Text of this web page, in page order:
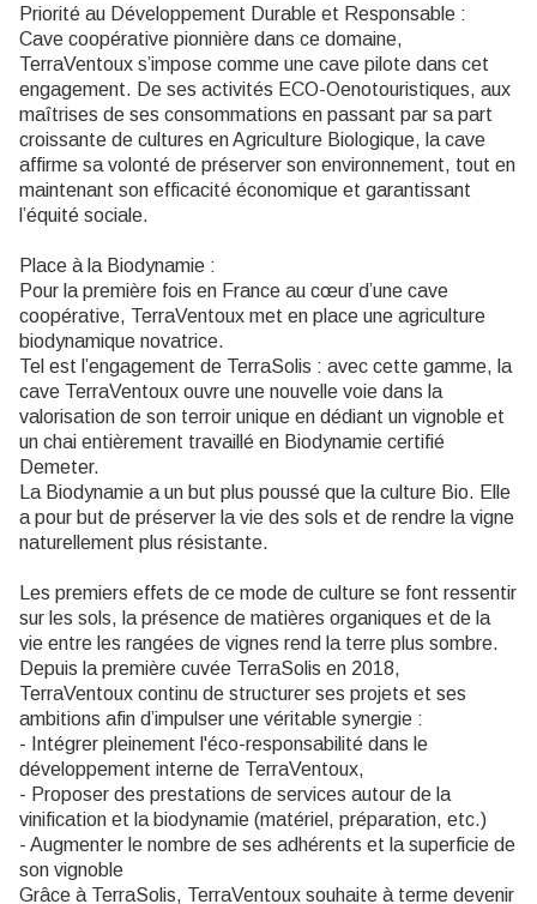
Priorité au Développement Durable et Responsable :
Cave coopérative pionnière dans ce domaine,
TerraVentoux s’impose comme une cave pilote dans cet
engagement. De ses activités ECO-Oenotouristiques, aux
maîtrises de ses consommations en passant par sa part
croissante de cultures en Agriculture Biologique, la cave
affirme sa volonté de préserver son environnement, tout en
maintenant son efficacité économique et garantissant
l’équité sociale.
Place à la Biodynamie :
Pour la première fois en France au cœur d’une cave
coopérative, TerraVentoux met en place une agriculture
biodynamique novatrice.
Tel est l’engagement de TerraSolis : avec cette gamme, la
cave TerraVentoux ouvre une nouvelle voie dans la
valorisation de son terroir unique en dédiant un vignoble et
un chai entièrement travaillé en Biodynamie certifié
Demeter.
La Biodynamie a un but plus poussé que la culture Bio. Elle
a pour but de préserver la vie des sols et de rendre la vigne
naturellement plus résistante.
Les premiers effets de ce mode de culture se font ressentir
sur les sols, la présence de matières organiques et de la
vie entre les rangées de vignes rend la terre plus sombre.
Depuis la première cuvée TerraSolis en 2018,
TerraVentoux continu de structurer ses projets et ses
ambitions afin d’impulser une véritable synergie :
- Intégrer pleinement l'éco-responsabilité dans le
développement interne de TerraVentoux,
- Proposer des prestations de services autour de la
vinification et la biodynamie (matériel, préparation, etc.)
- Augmenter le nombre de ses adhérents et la superficie de
son vignoble
Grâce à TerraSolis, TerraVentoux souhaite à terme devenir